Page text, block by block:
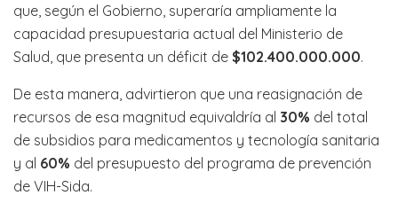
que, según el Gobierno, superaría ampliamente la
capacidad presupuestaria actual del Ministerio de
Salud, que presenta un déficit de $102.400.000.000.
De esta manera, advirtieron que una reasignación de
recursos de esa magnitud equivaldría al 30% del total
de subsidios para medicamentos y tecnología sanitaria
y al 60% del presupuesto del programa de prevención
de VIH-Sida.